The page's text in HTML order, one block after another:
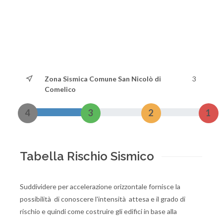
Zona Sismica Comune San Nicolò di
Comelico
3
4 3 2 1
Tabella Rischio Sismico
Suddividere per accelerazione orizzontale fornisce la
possibilità di conoscere l'intensità attesa e il grado di
rischio e quindi come costruire gli edifici in base alla